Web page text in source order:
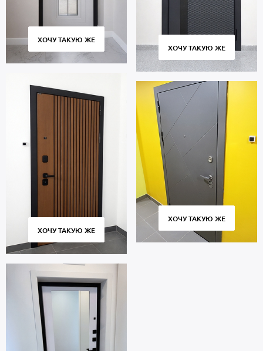
ХОЧУ ТАКУЮ ЖЕ
ХОЧУ ТАКУЮ ЖЕ
ХОЧУ ТАКУЮ ЖЕ
ХОЧУ ТАКУЮ ЖЕ